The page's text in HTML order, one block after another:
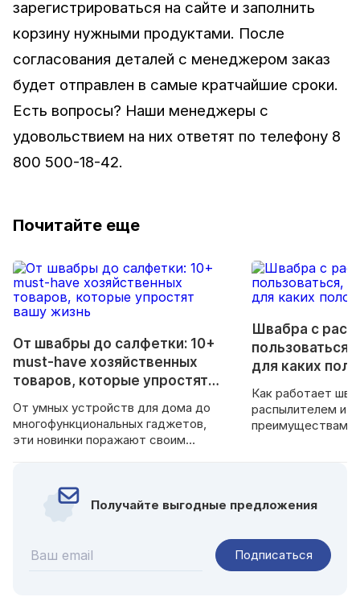
зарегистрироваться на сайте и заполнить
корзину нужными продуктами. После
согласования деталей с менеджером заказ
будет отправлен в самые кратчайшие сроки.
Есть вопросы? Наши менеджеры с
удовольствием на них ответят по телефону 8
800 500-18-42.
Почитайте еще
От швабры до салфетки: 10+
must-have хозяйственных
товаров, которые упростят
вашу жизнь
От умных устройств для дома до
многофункциональных гаджетов,
эти новинки поражают своим
Швабра с
для каких
Как работает
распылителем и
преимуществами
Получайте выгодные предложения